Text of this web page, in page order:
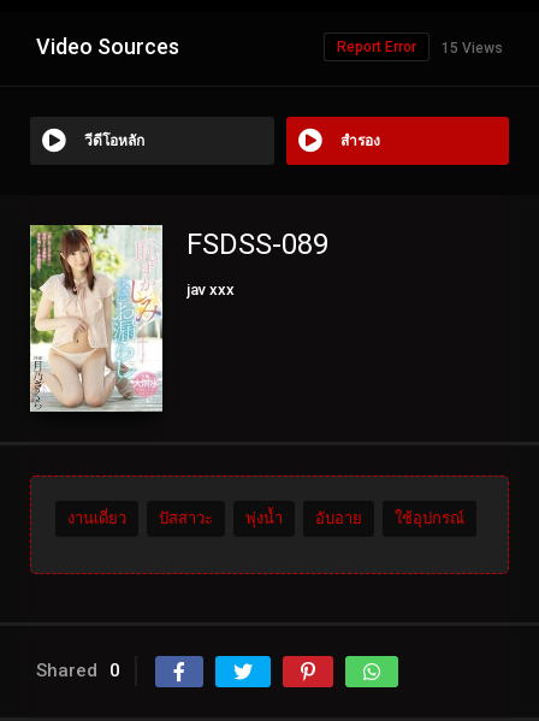
Video Sources 15 Views
Report Error
วีดีโอหลัก สำรอง
FSDSS-089
jav xxx
งานเดี่ยว ปัสสาวะ พุ่งน้ำ อับอาย ใช้อุปกรณ์
Shared 0